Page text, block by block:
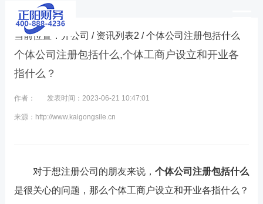
当前位置： 开公司 / 资讯列表2 / 个体公司注册包括什么
个体公司注册包括什么,个体工商户设立和开业各
指什么？
作者： 发表时间：2023-06-21 10:47:01
来源：http://www.kaigongsile.cn
对于想注册公司的朋友来说， 个体公司注册包括什么
是很关心的问题，那么个体工商户设立和开业各指什么？